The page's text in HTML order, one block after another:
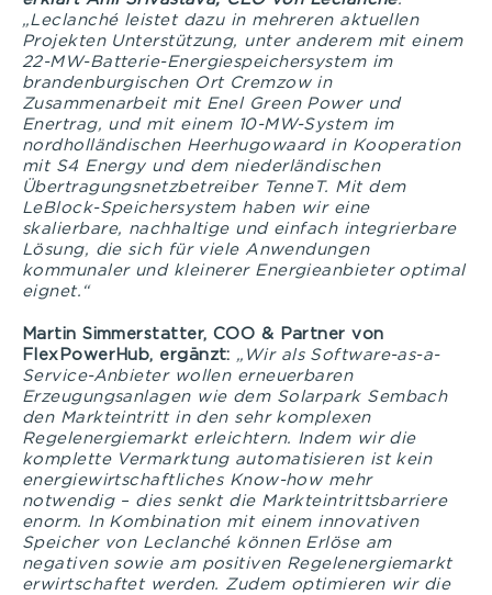
„Leclanché leistet dazu in mehreren aktuellen
Projekten Unterstützung, unter anderem mit einem
22-MW-Batterie-Energiespeichersystem im
brandenburgischen Ort Cremzow in
Zusammenarbeit mit Enel Green Power und
Enertrag, und mit einem 10-MW-System im
nordholländischen Heerhugowaard in Kooperation
mit S4 Energy und dem niederländischen
Übertragungsnetzbetreiber TenneT. Mit dem
LeBlock-Speichersystem haben wir eine
skalierbare, nachhaltige und einfach integrierbare
Lösung, die sich für viele Anwendungen
kommunaler und kleinerer Energieanbieter optimal
eignet.“
Martin Simmerstatter, COO & Partner von
FlexPowerHub, ergänzt: „Wir als Software-as-a-
Service-Anbieter wollen erneuerbaren
Erzeugungsanlagen wie dem Solarpark Sembach
den Markteintritt in den sehr komplexen
Regelenergiemarkt erleichtern. Indem wir die
komplette Vermarktung automatisieren ist kein
energiewirtschaftliches Know-how mehr
notwendig – dies senkt die Markteintrittsbarriere
enorm. In Kombination mit einem innovativen
Speicher von Leclanché können Erlöse am
negativen sowie am positiven Regelenergiemarkt
erwirtschaftet werden. Zudem optimieren wir die